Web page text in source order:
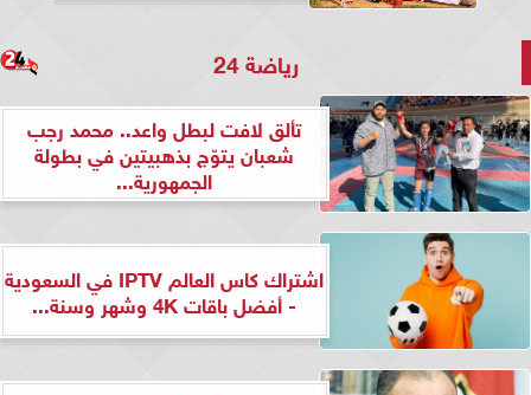
رياضة 24
تألق لافت لبطل واعد.. محمد رجب
شعبان يتوّج بذهبيتين في بطولة
الجمهورية...
اشتراك كاس العالم IPTV في السعودية
- أفضل باقات 4K وشهر وسنة...